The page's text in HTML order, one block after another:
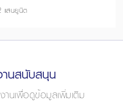
แสนยูนิต
นสนับสนุน
นเพื่อดูข้อมูลเพิ่มเติม